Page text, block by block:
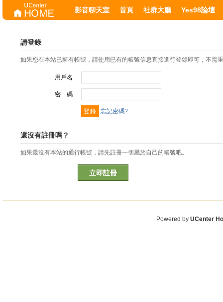
影音聊天室 首頁 社群大廳 Yes98論壇
請登錄
如果您在本站已擁有帳號，請使用已有的帳號信息直接進行登錄即可，不需
用戶名
密 碼
忘記密碼?
還沒有註冊嗎？
如果還沒有本站的通行帳號，請先註冊一個屬於自己的帳號吧。
立即註冊
Powered by UCenter